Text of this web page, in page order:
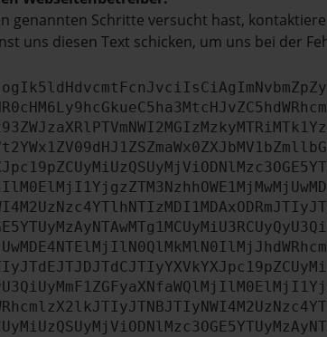
genannten Schritte versucht hast,
uns diesen Text schicken, um uns bei der